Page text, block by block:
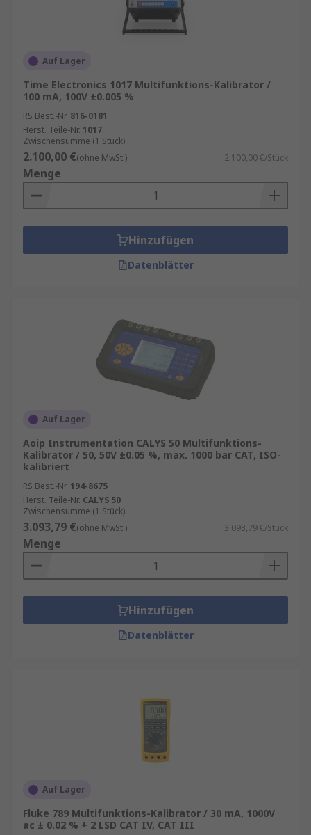
Auf Lager
Time Electronics 1017 Multifunktions-Kalibrator /
100 mA, 100V ±0.005 %
RS Best.-Nr. 816-0181
Herst. Teile-Nr. 1017
Zwischensumme (1 Stück)
2.100,00 €(ohne MwSt.) 2.100,00 €/Stück
Menge
Hinzufügen
Datenblätter
Auf Lager
Aoip Instrumentation CALYS 50 Multifunktions-
Kalibrator / 50, 50V ±0.05 %, max. 1000 bar CAT, ISO-
kalibriert
RS Best.-Nr. 194-8675
Herst. Teile-Nr. CALYS 50
Zwischensumme (1 Stück)
3.093,79 €(ohne MwSt.) 3.093,79 €/Stück
Menge
Hinzufügen
Datenblätter
Auf Lager
Fluke 789 Multifunktions-Kalibrator / 30 mA, 1000V
ac ± 0.02 % + 2 LSD CAT IV, CAT III